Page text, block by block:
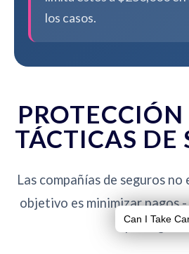
los casos.
TÁCTICAS DE
Las compañías de seguros no
objetivo es minimizar pagos
protegerlo.